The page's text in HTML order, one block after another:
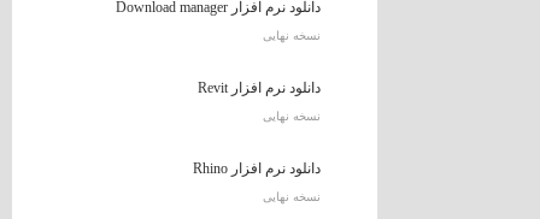
دانلود نرم افزار Download manager
نسخه نهایی
دانلود نرم افزار Revit
نسخه نهایی
دانلود نرم افزار Rhino
نسخه نهایی